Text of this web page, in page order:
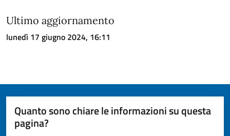
Ultimo aggiornamento
lunedì 17 giugno 2024, 16:11
Quanto sono chiare le informazioni su questa
pagina?